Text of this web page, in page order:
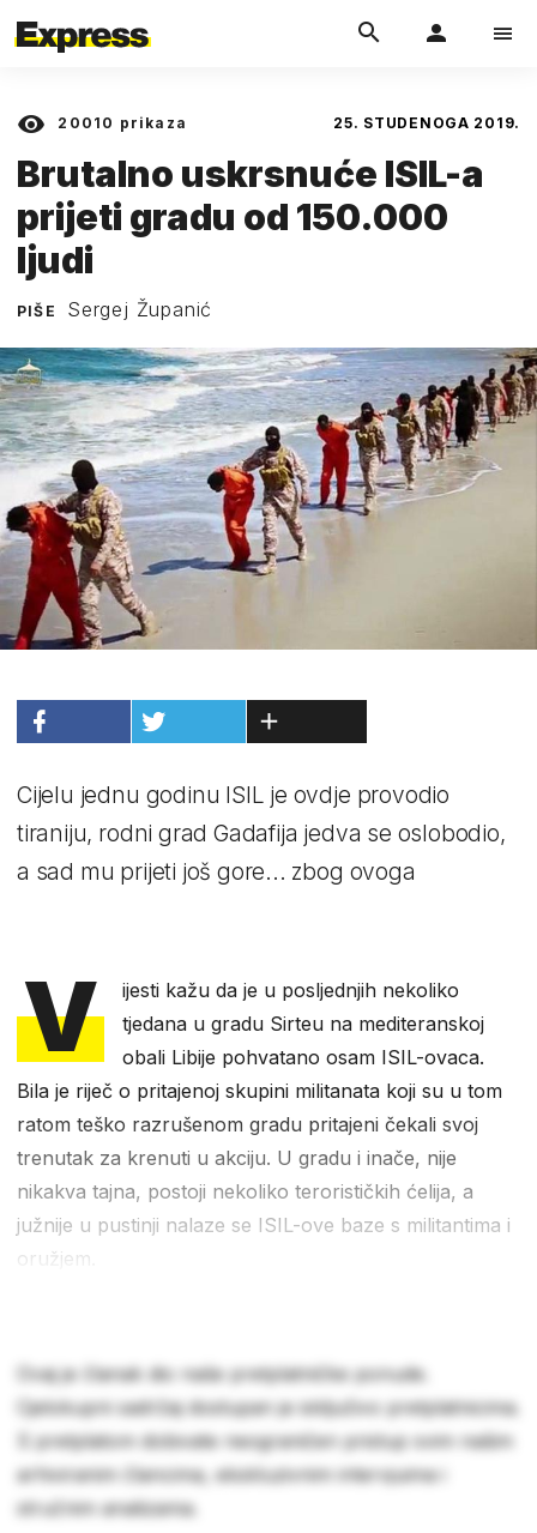
20010 prikaza 25. STUDENOGA 2019.
Brutalno uskrsnuće ISIL-a
prijeti gradu od 150.000
ljudi
PIŠE Sergej Županić
Cijelu jednu godinu ISIL je ovdje provodio
tiraniju, rodni grad Gadafija jedva se oslobodio,
a sad mu prijeti još gore... zbog ovoga
V
ijesti kažu da je u posljednjih nekoliko
tjedana u gradu Sirteu na mediteranskoj
obali Libije pohvatano osam ISIL-ovaca.
Bila je riječ o pritajenoj skupini militanata koji su u tom
ratom teško razrušenom gradu pritajeni čekali svoj
trenutak za krenuti u akciju. U gradu i inače, nije
nikakva tajna, postoji nekoliko terorističkih ćelija, a
južnije u pustinji nalaze se ISIL-ove baze s militantima i
oružjem.
Ovaj je članak dio naše pretplatničke ponude.
Cjelokupni sadržaj dostupan je isključivo pretplatnicima.
S pretplatom dobivate neograničen pristup svim našim
arhiviranim člancima, ekskluzivnim intervjuima i
stručnim analizama.